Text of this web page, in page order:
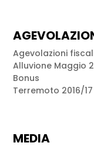
Agevolazioni
Alluvione Maggio
Bonus
Terremoto 2016/17
MEDIA